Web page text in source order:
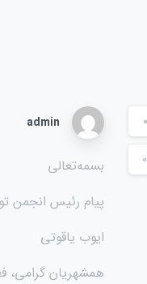
0
۰
admin
بسمه‌تعالی
پیام رئیس انجمن
ایوب یاقوتی
همشهریان گرامی،